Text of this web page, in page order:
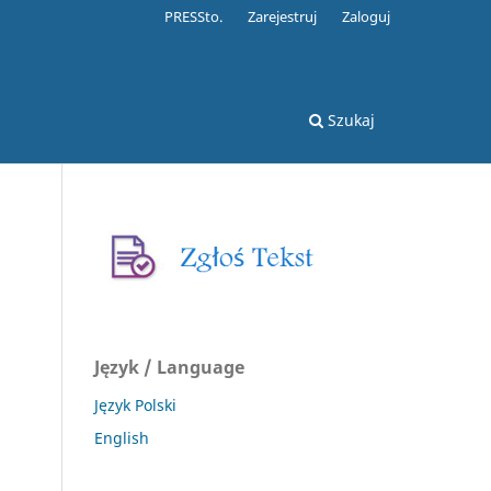
Szukaj
PRESSto. Zarejestruj Zaloguj
Język / Language
Język Polski
English